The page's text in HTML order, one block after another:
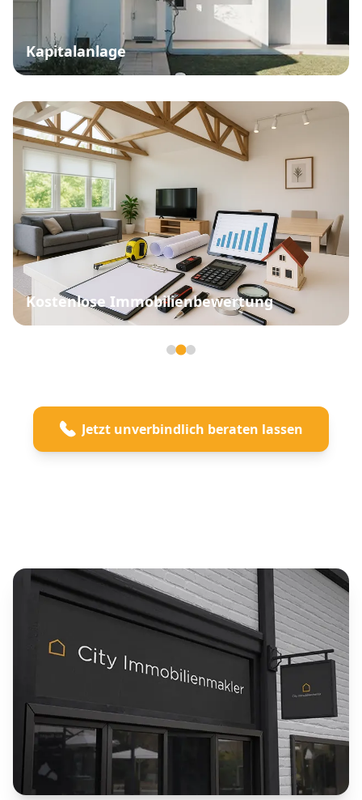
Kapitalanlage
Kostenlose Immobilienbewertung
Jetzt unverbindlich beraten lassen